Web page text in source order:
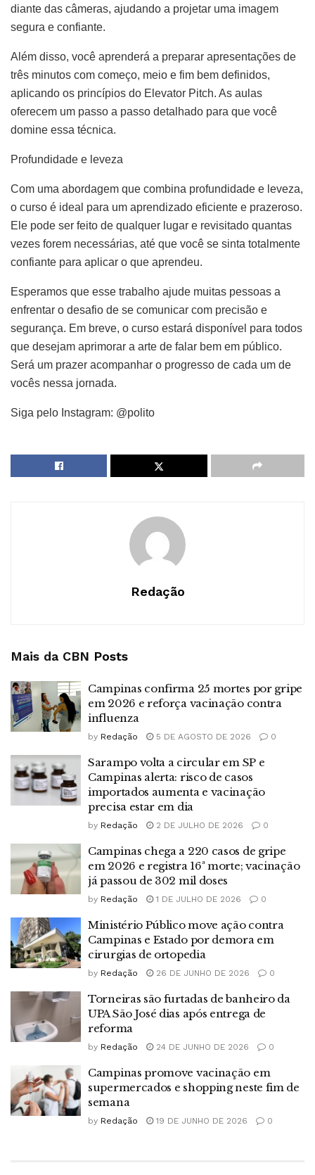
diante das câmeras, ajudando a projetar uma imagem
segura e confiante.
Além disso, você aprenderá a preparar apresentações de
três minutos com começo, meio e fim bem definidos,
aplicando os princípios do Elevator Pitch. As aulas
oferecem um passo a passo detalhado para que você
domine essa técnica.
Profundidade e leveza
Com uma abordagem que combina profundidade e leveza,
o curso é ideal para um aprendizado eficiente e prazeroso.
Ele pode ser feito de qualquer lugar e revisitado quantas
vezes forem necessárias, até que você se sinta totalmente
confiante para aplicar o que aprendeu.
Esperamos que esse trabalho ajude muitas pessoas a
enfrentar o desafio de se comunicar com precisão e
segurança. Em breve, o curso estará disponível para todos
que desejam aprimorar a arte de falar bem em público.
Será um prazer acompanhar o progresso de cada um de
vocês nessa jornada.
Siga pelo Instagram: @polito
Redação
Mais da CBN Posts
Campinas confirma 25 mortes por gripe
em 2026 e reforça vacinação contra
influenza
by Redação 5 DE AGOSTO DE 2026 0
Sarampo volta a circular em SP e
Campinas alerta: risco de casos
importados aumenta e vacinação
precisa estar em dia
by Redação 2 DE JULHO DE 2026 0
Campinas chega a 220 casos de gripe
em 2026 e registra 16ª morte; vacinação
já passou de 302 mil doses
by Redação 1 DE JULHO DE 2026 0
Ministério Público move ação contra
Campinas e Estado por demora em
cirurgias de ortopedia
by Redação 26 DE JUNHO DE 2026 0
Torneiras são furtadas de banheiro da
UPA São José dias após entrega de
reforma
by Redação 24 DE JUNHO DE 2026 0
Campinas promove vacinação em
supermercados e shopping neste fim de
semana
by Redação 19 DE JUNHO DE 2026 0